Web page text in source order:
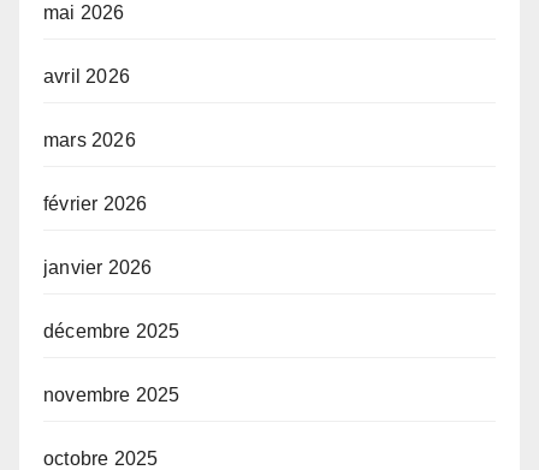
mai 2026
avril 2026
mars 2026
février 2026
janvier 2026
décembre 2025
novembre 2025
octobre 2025